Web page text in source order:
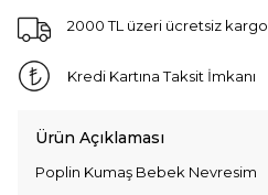
2000 TL üzeri ücretsiz kargo
Kredi Kartına Taksit İmkanı
Ürün Açıklaması
Poplin Kumaş Bebek Nevresim